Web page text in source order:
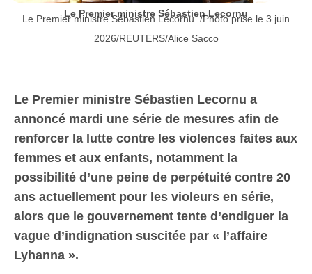
Le Premier ministre Sébastien Lecornu
Le Premier ministre Sébastien Lecornu. /Photo prise le 3 juin
2026/REUTERS/Alice Sacco
Le Premier ministre Sébastien Lecornu a
annoncé mardi une série de mesures afin de
renforcer la lutte contre les violences faites aux
femmes et aux enfants, notamment la
possibilité d’une peine de perpétuité contre 20
ans actuellement pour les violeurs en série,
alors que le gouvernement tente d’endiguer la
vague d’indignation suscitée par « l’affaire
Lyhanna ».